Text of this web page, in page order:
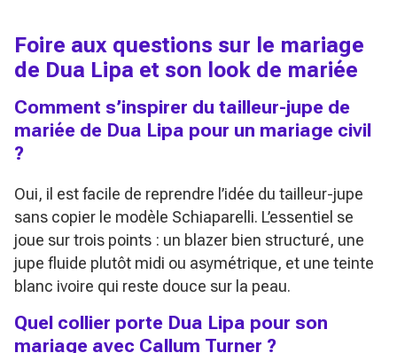
Foire aux questions sur le mariage
de Dua Lipa et son look de mariée
Comment s’inspirer du tailleur-jupe de
mariée de Dua Lipa pour un mariage civil
?
Oui, il est facile de reprendre l’idée du tailleur-jupe
sans copier le modèle Schiaparelli. L’essentiel se
joue sur trois points : un blazer bien structuré, une
jupe fluide plutôt midi ou asymétrique, et une teinte
blanc ivoire qui reste douce sur la peau.
Quel collier porte Dua Lipa pour son
mariage avec Callum Turner ?